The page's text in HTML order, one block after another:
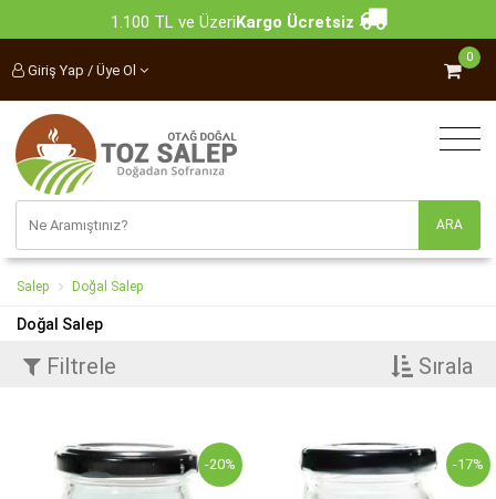
1.100 TL ve ÜzeriKargo Ücretsiz
Giriş Yap / Üye Ol
0
Salep Doğal Salep
Doğal Salep
Sırala
Filtrele
-20% -17%